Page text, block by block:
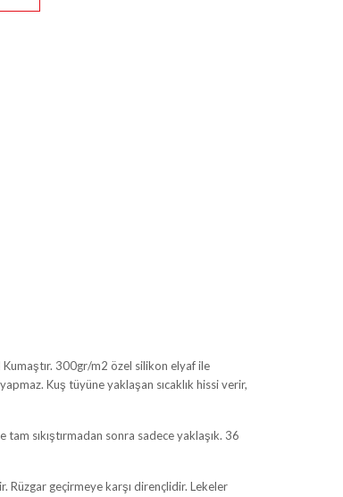
Kumaştır. 300gr/m2 özel silikon elyaf ile
Kuş tüyüne yaklaşan sıcaklık hissi verir,
sıkıştırmadan sonra sadece yaklaşık. 36
geçirmeye karşı dirençlidir. Lekeler